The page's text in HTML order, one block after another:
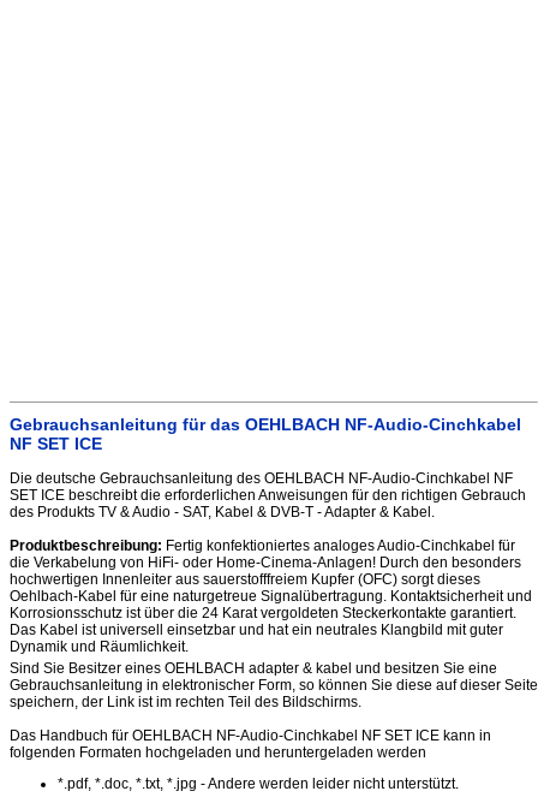
Gebrauchsanleitung für das OEHLBACH NF-Audio-Cinchkabel
NF SET ICE
Die deutsche Gebrauchsanleitung des OEHLBACH NF-Audio-Cinchkabel NF
SET ICE beschreibt die erforderlichen Anweisungen für den richtigen Gebrauch
des Produkts TV & Audio - SAT, Kabel & DVB-T - Adapter & Kabel.
Produktbeschreibung: Fertig konfektioniertes analoges Audio-Cinchkabel für
die Verkabelung von HiFi- oder Home-Cinema-Anlagen! Durch den besonders
hochwertigen Innenleiter aus sauerstofffreiem Kupfer (OFC) sorgt dieses
Oehlbach-Kabel für eine naturgetreue Signalübertragung. Kontaktsicherheit und
Korrosionsschutz ist über die 24 Karat vergoldeten Steckerkontakte garantiert.
Das Kabel ist universell einsetzbar und hat ein neutrales Klangbild mit guter
Dynamik und Räumlichkeit.
Sind Sie Besitzer eines OEHLBACH adapter & kabel und besitzen Sie eine
Gebrauchsanleitung in elektronischer Form, so können Sie diese auf dieser Seite
speichern, der Link ist im rechten Teil des Bildschirms.
Das Handbuch für OEHLBACH NF-Audio-Cinchkabel NF SET ICE kann in
folgenden Formaten hochgeladen und heruntergeladen werden
*.pdf, *.doc, *.txt, *.jpg - Andere werden leider nicht unterstützt.